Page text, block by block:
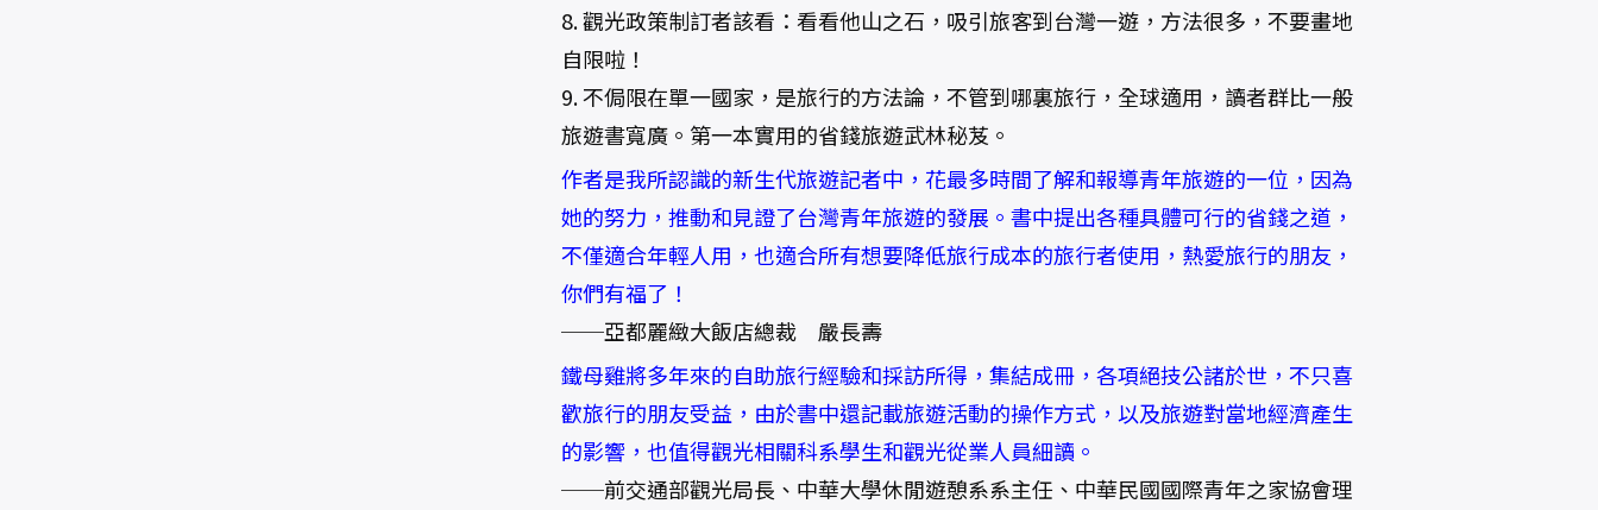
8. 觀光政策制訂者該看：看看他山之石，吸引旅客到台灣一遊，方法很多，不要畫地
自限啦！
9. 不侷限在單一國家，是旅行的方法論，不管到哪裏旅行，全球適用，讀者群比一般
旅遊書寬廣。第一本實用的省錢旅遊武林秘芨。
作者是我所認識的新生代旅遊記者中，花最多時間了解和報導青年旅遊的一位，因為
她的努力，推動和見證了台灣青年旅遊的發展。書中提出各種具體可行的省錢之道，
不僅適合年輕人用，也適合所有想要降低旅行成本的旅行者使用，熱愛旅行的朋友，
你們有福了！
──亞都麗緻大飯店總裁 嚴長壽
鐵母雞將多年來的自助旅行經驗和採訪所得，集結成冊，各項絕技公諸於世，不只喜
歡旅行的朋友受益，由於書中還記載旅遊活動的操作方式，以及旅遊對當地經濟產生
的影響，也值得觀光相關科系學生和觀光從業人員細讀。
──前交通部觀光局長、中華大學休閒遊憩系系主任、中華民國國際青年之家協會理